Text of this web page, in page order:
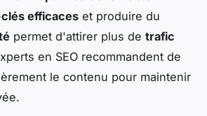
efficaces et produire du
permet d'attirer plus de trafic
en SEO recommandent de
le contenu pour maintenir